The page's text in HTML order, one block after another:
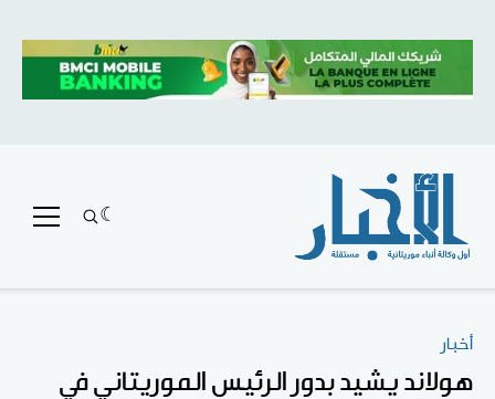
أخبار
هولاند يشيد بدور الرئيس الموريتاني في